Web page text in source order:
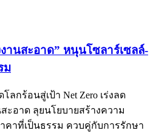
านสะอาด” หนุนโซลาร์เซลล์-
ม
กร้อนสู่เป้า Net Zero เร่งลด
ะอาด ลุยนโยบายสร้างความ
คาที่เป็นธรรม ควบคู่กับการรักษา